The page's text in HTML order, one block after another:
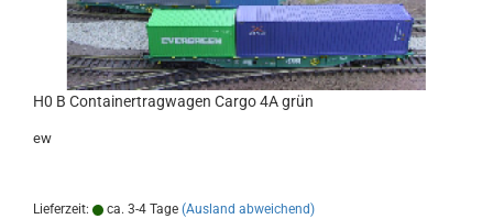
H0 B Containertragwagen Cargo 4A grün
ew
Lieferzeit: ca. 3-4 Tage (Ausland abweichend)